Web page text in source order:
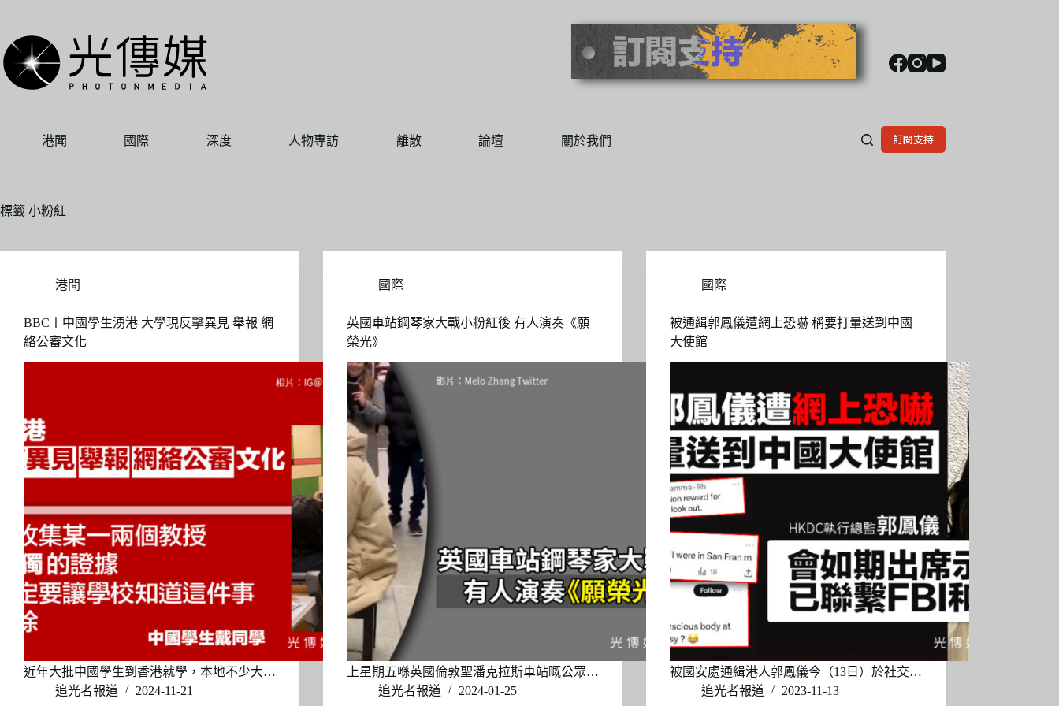
主
要
內
港聞 國際 深度 人物專訪 離散 論壇 關於我們 訂閱支持
標籤 小粉紅
港聞
BBC〡中國學生湧港 大學現反擊異見 舉報 網
絡公審文化
近年大批中國學生到香港就學，本地不少大…
追光者報道
2024-11-21
國際
英國車站鋼琴家大戰小粉紅後 有人演奏《願
榮光》
上星期五喺英國倫敦聖潘克拉斯車站嘅公眾…
追光者報道
2024-01-25
國際
被通緝郭鳳儀遭網上恐嚇 稱要打暈送到中國
大使館
被國安處通緝港人郭鳳儀今（13日）於社交…
追光者報道
2023-11-13